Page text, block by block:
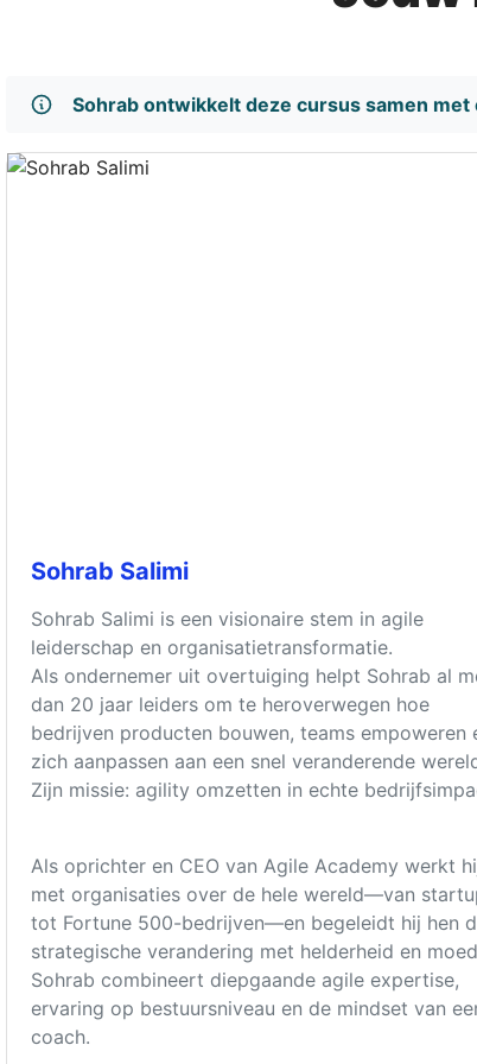
Sohrab ontwikkelt deze cursus samen
Sohrab Salimi
Sohrab Salimi is een visionaire stem in agile
leiderschap en organisatietransformatie.
Als ondernemer uit overtuiging helpt Sohrab al
dan 20 jaar leiders om te heroverwegen hoe
bedrijven producten bouwen, teams empoweren
zich aanpassen aan een snel veranderende
Zijn missie: agility omzetten in echte
Als oprichter en CEO van Agile Academy werkt
met organisaties over de hele wereld—van
tot Fortune 500-bedrijven—en begeleidt hij hen
strategische verandering met helderheid en
Sohrab combineert diepgaande agile expertise,
ervaring op bestuursniveau en de mindset van
coach.